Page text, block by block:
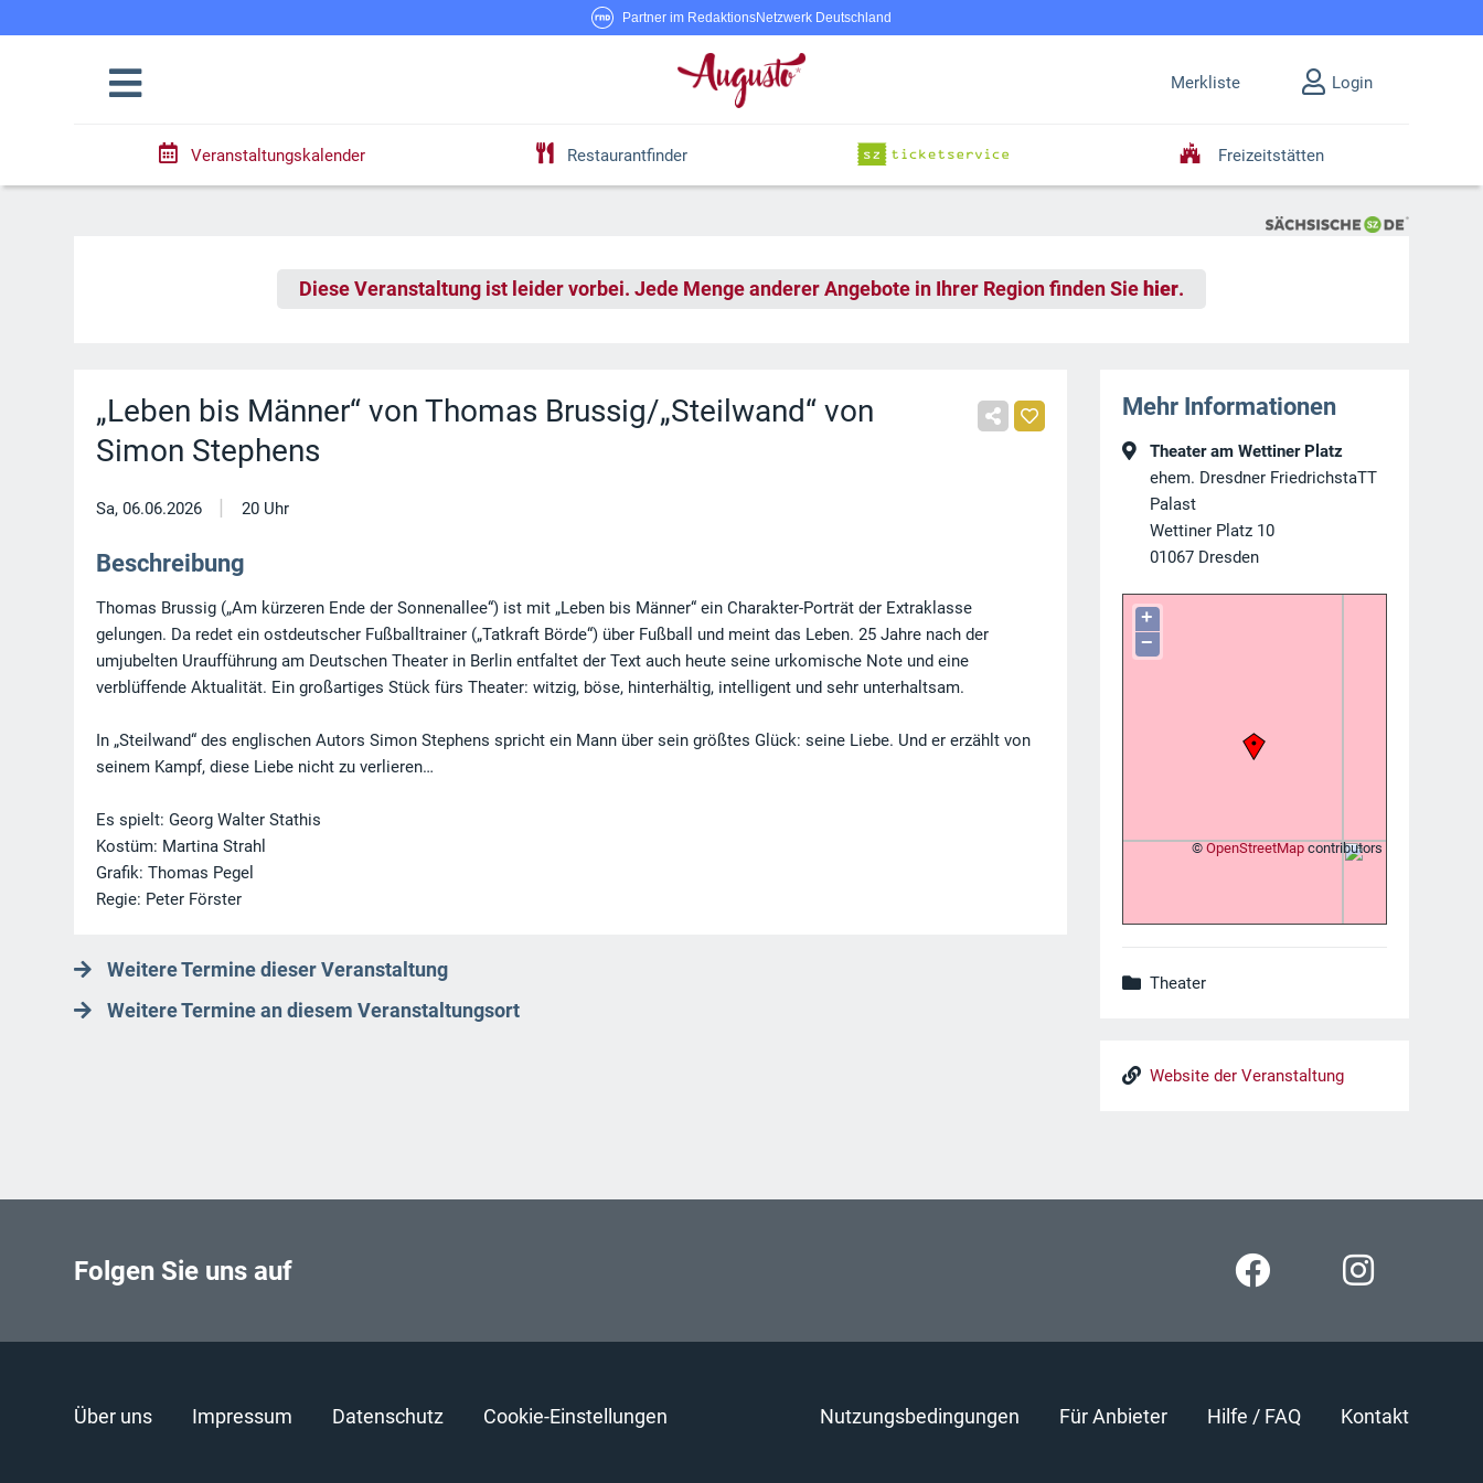
Partner im RedaktionsNetzwerk Deutschland
Merkliste Login
Veranstaltungskalender Restaurantfinder Freizeitstätten
Diese Veranstaltung ist leider vorbei. Jede Menge anderer Angebote in Ihrer Region finden Sie hier.
„Leben bis Männer“ von Thomas Brussig/„Steilwand“ von
Simon Stephens
Sa, 06.06.2026 | 20 Uhr
Beschreibung
Thomas Brussig („Am kürzeren Ende der Sonnenallee“) ist mit „Leben bis Männer“ ein Charakter-Porträt der Extraklasse
gelungen. Da redet ein ostdeutscher Fußballtrainer („Tatkraft Börde“) über Fußball und meint das Leben. 25 Jahre nach der
umjubelten Uraufführung am Deutschen Theater in Berlin entfaltet der Text auch heute seine urkomische Note und eine
verblüffende Aktualität. Ein großartiges Stück fürs Theater: witzig, böse, hinterhältig, intelligent und sehr unterhaltsam.
In „Steilwand“ des englischen Autors Simon Stephens spricht ein Mann über sein größtes Glück: seine Liebe. Und er erzählt von
seinem Kampf, diese Liebe nicht zu verlieren…
Es spielt: Georg Walter Stathis
Kostüm: Martina Strahl
Grafik: Thomas Pegel
Regie: Peter Förster
Weitere Termine dieser Veranstaltung
Weitere Termine an diesem Veranstaltungsort
Mehr Informationen
Theater am Wettiner Platz
ehem. Dresdner FriedrichstaTT
Palast
Wettiner Platz 10
01067 Dresden
+
−
© OpenStreetMapcontributors
Theater
Website der Veranstaltung
Folgen Sie uns auf
Über uns Impressum Datenschutz Cookie-Einstellungen Nutzungsbedingungen Für Anbieter Hilfe / FAQ Kontakt